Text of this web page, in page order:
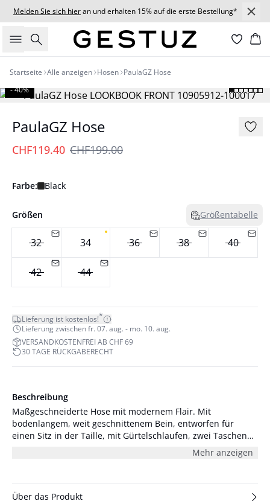
Melden Sie sich hieran und erhalten 15% auf die erste Bestellung*
Suche
Startseite Alle anzeigen Hosen PaulaGZ Hose
- 40%
PaulaGZ Hose
CHF119.40 CHF199.00
Farbe: Black
Größen Größentabelle
32 34 36 38 40
42 44
Lieferung ist kostenlos!*
Lieferung zwischen fr. 07. aug. - mo. 10. aug.
VERSANDKOSTENFREI AB CHF 69
30 TAGE RÜCKGABERECHT
Beschreibung
Maßgeschneiderte Hose mit modernem Flair. Mit
bodenlangem, weit geschnittenem Bein, entworfen für
einen Sitz in der Taille, mit Gürtelschlaufen, zwei Taschen
und einer Gesäßtasche. Hergestellt aus recycelten
81 cm.
Mehr anzeigen
Über das Produkt